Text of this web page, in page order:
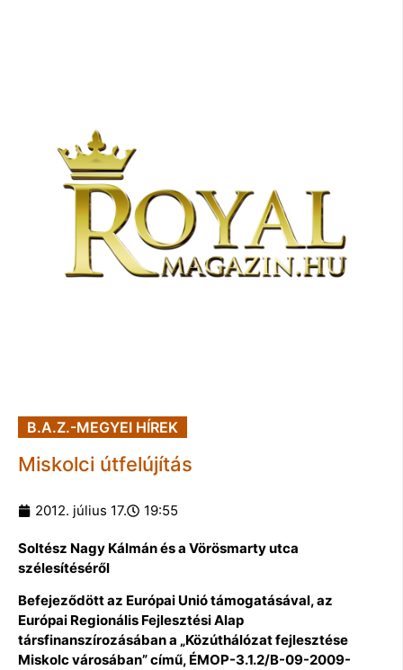
B.A.Z.-MEGYEI HÍREK
Miskolci útfelújítás
2012. július 17. 19:55
Soltész Nagy Kálmán és a Vörösmarty utca
szélesítéséről
Befejeződött az Európai Unió támogatásával, az
Európai Regionális Fejlesztési Alap
társfinanszírozásában a „Közúthálózat fejlesztése
Miskolc városában” című, ÉMOP-3.1.2/B-09-2009-